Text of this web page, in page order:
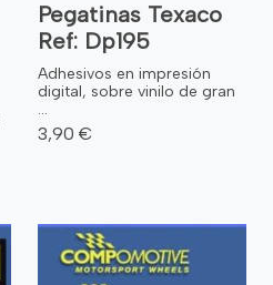
Pegatinas Texaco
Ref: Dp195
Adhesivos en impresión
digital, sobre vinilo de gran
...
3,90 €